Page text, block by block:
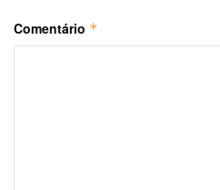
Comentário *